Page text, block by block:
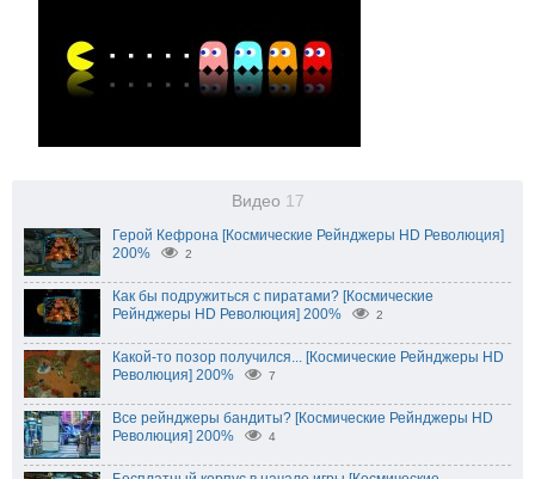
Видео 17
Герой Кефрона [Космические Рейнджеры HD Революция]
200%
2
Как бы подружиться с пиратами? [Космические
Рейнджеры HD Революция] 200%
2
Какой-то позор получился... [Космические Рейнджеры HD
Революция] 200%
7
Все рейнджеры бандиты? [Космические Рейнджеры HD
Революция] 200%
4